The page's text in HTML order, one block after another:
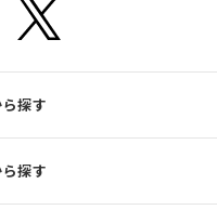
探す
探す